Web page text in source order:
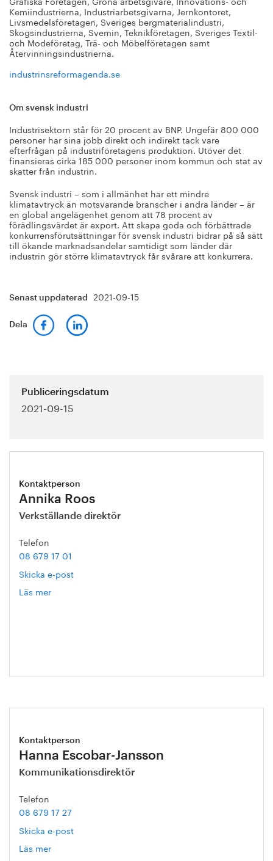
Kemiindustrierna, Industriarbetsgivarna, Jernkontoret,
Livsmedelsföretagen, Sveriges bergmaterialindustri,
Skogsindustrierna, Svemin, Teknikföretagen, Sveriges Textil-
och Modeföretag, Trä- och Möbelföretagen samt
Återvinningsindustrierna.
industrinsreformagenda.se
Om svensk industri
Industrisektorn står för 20 procent av BNP. Ungefär 800 000
personer har sina jobb direkt och indirekt tack vare
efterfrågan på industriföretagens produktion. Utöver det
finansieras cirka 185 000 personer inom kommun och stat av
skatter från industrin.
Svensk industri – som i allmänhet har ett mindre
klimatavtryck än motsvarande branscher i andra länder – är
en global angelägenhet genom att 78 procent av
förädlingsvärdet är export. Att skapa goda och förbättrade
konkurrensförutsättningar för svensk industri bidrar på så sätt
till ökande marknadsandelar samtidigt som länder där
industrin gör större klimatavtryck får svårare att konkurrera.
Senast uppdaterad 2021-09-15
Dela
Publiceringsdatum
2021-09-15
Kontaktperson
Annika Roos
Verkställande direktör
Telefon
08 679 17 01
Skicka e-post
Läs mer
Kontaktperson
Hanna Escobar-Jansson
Kommunikationsdirektör
Telefon
08 679 17 27
Skicka e-post
Läs mer